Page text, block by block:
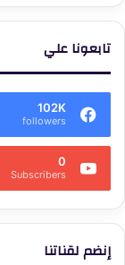
تابعونا علي
102K
followers
0
Subscribers
إنضم لقناتنا